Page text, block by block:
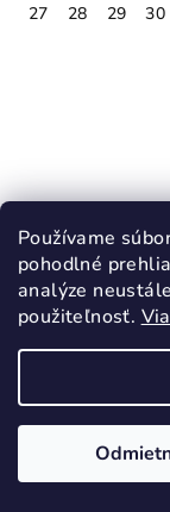
Používame
pohodlné
analýze
použiteľnosť.
27
28 29 30